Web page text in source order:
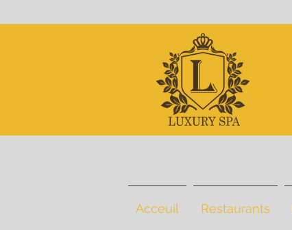
Acceuil Restaurants